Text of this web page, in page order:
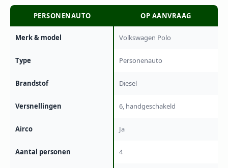
PERSONENAUTO OP AANVRAAG
Merk & model Volkswagen Polo
Type Personenauto
Brandstof Diesel
Versnellingen 6, handgeschakeld
Airco Ja
Aantal personen 4